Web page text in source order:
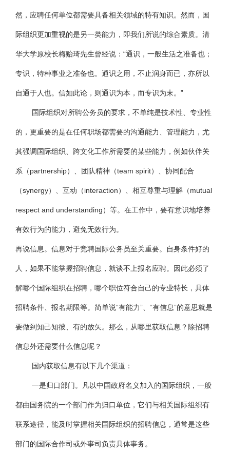
然，应聘任何单位都需要具备相关领域的特有知识。然而，国
际组织更加重视的是另一类能力，即我们所说的综合素质。清
华大学原校长梅贻琦先生曾经说：“通识，一般生活之准备也；
专识，特种事业之准备也。通识之用，不止润身而已，亦所以
自通于人也。信如此论，则通识为本，而专识为末。”
国际组织对所聘公务员的要求，不单纯是技术性、专业性
的，更重要的是在任何职场都需要的沟通能力、管理能力，尤
其强调国际组织、跨文化工作所需要的某些能力，例如伙伴关
系（partnership）、团队精神（team spirit）、协同配合
（synergy）、互动（interaction）、相互尊重与理解（mutual
respect and understanding）等。在工作中，要有意识地培养
有效行为的能力，避免无效行为。
再说信息。信息对于竞聘国际公务员至关重要。自身条件好的
人，如果不能掌握招聘信息，就谈不上报名应聘。因此必须了
解哪个国际组织在招聘，哪个职位符合自己的专业特长，具体
招聘条件、报名期限等。简单说“有能力”、“有信息”的意思就是
要做到知己知彼、有的放矢。那么，从哪里获取信息？除招聘
信息外还需要什么信息呢？
国内获取信息有以下几个渠道：
一是归口部门。凡以中国政府名义加入的国际组织，一般
都由国务院的一个部门作为归口单位，它们与相关国际组织有
联系途径，能及时掌握相关国际组织的招聘信息，通常是这些
部门的国际合作司或外事司负责具体事务。